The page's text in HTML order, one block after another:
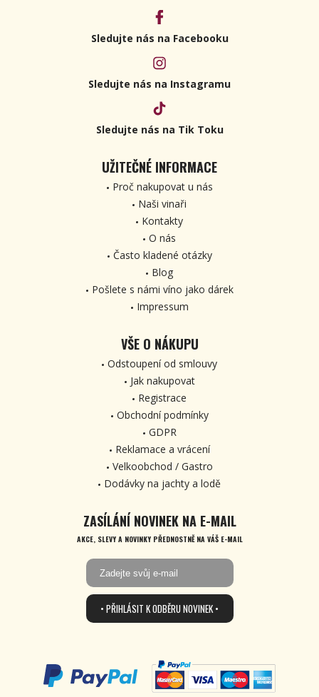
Sledujte nás na Facebooku
Sledujte nás na Instagramu
Sledujte nás na Tik Toku
UŽITEČNÉ INFORMACE
Proč nakupovat u nás
Naši vinaři
Kontakty
O nás
Často kladené otázky
Blog
Pošlete s námi víno jako dárek
Impressum
VŠE O NÁKUPU
Odstoupení od smlouvy
Jak nakupovat
Registrace
Obchodní podmínky
GDPR
Reklamace a vrácení
Velkoobchod / Gastro
Dodávky na jachty a lodě
ZASÍLÁNÍ NOVINEK NA E-MAIL
AKCE, SLEVY A NOVINKY PŘEDNOSTNĚ NA VÁŠ E-MAIL
• PŘIHLÁSIT K ODBĚRU NOVINEK •